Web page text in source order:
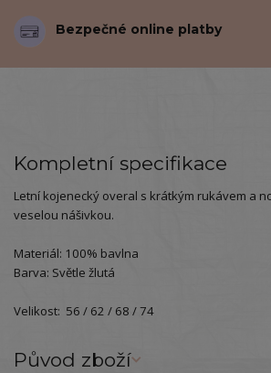
Bezpečné online platby
Kompletní specifikace
Letní kojenecký overal s krátkým rukávem a
veselou nášivkou.
Materiál: 100% bavlna
Barva: Světle žlutá
Velikost: 56 / 62 / 68 / 74
Původ zboží